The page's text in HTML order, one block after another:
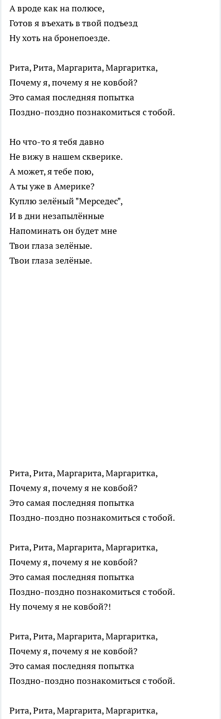
А вроде как на полюсе,
Готов я въехать в твой подъезд
Ну хоть на бронепоезде.
Рита, Рита, Маргарита, Маргаритка,
Почему я, почему я не ковбой?
Это самая последняя попытка
Поздно-поздно познакомиться с тобой.
Но что-то я тебя давно
Не вижу в нашем скверике.
А может, я тебе пою,
А ты уже в Америке?
Куплю зелёный "Мерседес",
И в дни незапылённые
Напоминать он будет мне
Твои глаза зелёные.
Твои глаза зелёные.
Рита, Рита, Маргарита, Маргаритка,
Почему я, почему я не ковбой?
Это самая последняя попытка
Поздно-поздно познакомиться с тобой.
Рита, Рита, Маргарита, Маргаритка,
Почему я, почему я не ковбой?
Это самая последняя попытка
Поздно-поздно познакомиться с тобой.
Ну почему я не ковбой?!
Рита, Рита, Маргарита, Маргаритка,
Почему я, почему я не ковбой?
Это самая последняя попытка
Поздно-поздно познакомиться с тобой.
Рита, Рита, Маргарита, Маргаритка,